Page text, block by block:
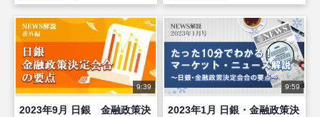
9:39
2023年9月 日銀 金融政策決
9:59
2023年1月 日銀・金融政策決